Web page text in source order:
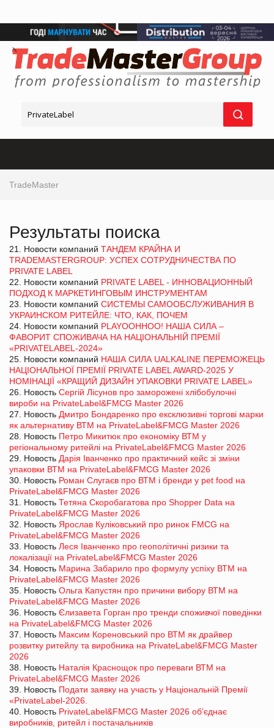
TradeMaster
Результаты поиска
21. Новости компаний ТАНДЕМ КРАЙНА И
TRADEMASTERGROUP: УСПЕХ СОТРУДНИЧЕСТВА ПО
PRIVATE LABEL
22. Новости компаний PRIVATE LABEL - ИННОВАЦИОННЫЙ
ПОДХОД К МАРКЕТИНГОВЫМ ИНСТРУМЕНТАМ
23. Новости компаний СИСТЕМЫ САМООБСЛУЖИВАНИЯ В
УКРАИНСКОМ РИТЕЙЛЕ: ЧТО, КАК, ПОЧЕМ
24. Новости компаний PLAYOOHHOO! НАША СИЛА –
ФАВОРИТ СПОЖИВАЧА НА НАЦІОНАЛЬНІЙ ПРЕМІЇ
«PRIVATELABEL-2024»
25. Новости компаний НАША СИЛА UALKALINE ПЕРЕМОЖЕЦЬ
НАЦІОНАЛЬНОЇ ПРЕМІЇ PRIVATE LABEL AWARD-2025 У
НОМІНАЦІЇ «КРАЩИЙ ДИЗАЙН УПАКОВКИ PRIVATE LABEL»
26. Новость Сергій Лісунов про заморожені хлібобулочні
вироби на PrivateLabel&FMCG Master 2026
27. Новость Дмитро Бондаренко про ексклюзивні торгові марки
як альтернативу ВТМ на PrivateLabel&FMCG Master 2026
28. Новость Петро Микитюк про економіку ВТМ у
регіональному ритейлі на PrivateLabel&FMCG Master 2026
29. Новость Дарія Іванченко про практичний кейс зі зміни
упаковки ВТМ на PrivateLabel&FMCG Master 2026
30. Новость Роман Слугаєв про ВТМ і бренди у pet food на
PrivateLabel&FMCG Master 2026
31. Новость Тетяна Скоробагатова про Shopper Data на
PrivateLabel&FMCG Master 2026
32. Новость Ярослав Куліковський про ринок FMCG на
PrivateLabel&FMCG Master 2026
33. Новость Леся Іванченко про геополітичні ризики та
локалізації на PrivateLabel&FMCG Master 2026
34. Новость Марина Забарило про формулу успіху ВТМ на
PrivateLabel&FMCG Master 2026
35. Новость Ольга Капустян про причини вибору ВТМ на
PrivateLabel&FMCG Master 2026
36. Новость Єлизавета Горган про тренди споживчої поведінки
на PrivateLabel&FMCG Master 2026
37. Новость Максим Кореновський про ВТМ як драйвер
розвитку ритейлу та виробника на PrivateLabel&FMCG Master
2026
38. Новость Наталія Краснощок про переваги ВТМ на
PrivateLabel&FMCG Master 2026
39. Новость Подати заявку на участь у Національній Премії
«PrivateLabel-2026.
40. Новость PrivateLabel&FMCG Master 2026 об’єднає
виробників, ритейл і постачальників